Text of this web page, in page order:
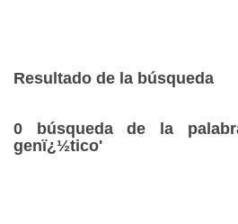
Resultado de la búsqueda
0 búsqueda de la
genï¿½tico'